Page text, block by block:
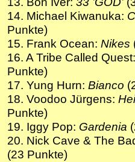
14. Michael Kiwanuka:
Punkte)
15. Frank Ocean: Nikes
16. A Tribe Called Quest:
Punkte)
17. Yung Hurn: Bianco
18. Voodoo Jürgens:
Punkte)
19. Iggy Pop: Gardenia
20. Nick Cave & The
(23 Punkte)